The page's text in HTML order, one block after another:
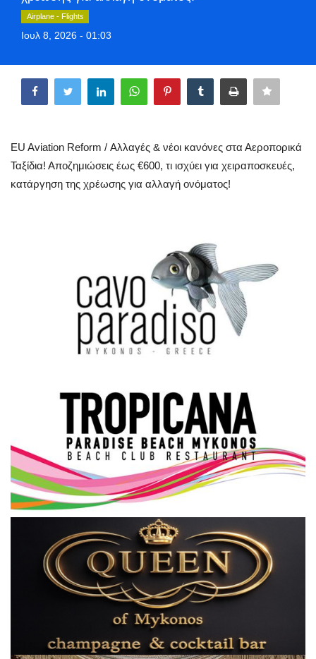
Entertainment
Mykonos
Mykonos Ticker TV
Sport
Σεβασμιώτατος Δωρόθεος Β’
Cost Of Living Crisis
Opinion + Analysis
L’Art des Sens
Local Elections 2023
All News
Elections 2023
Airplane - Flights
Ιουλ 8, 2026 - 01:03
EU Aviation Reform / Αλλαγές & νέοι κανόνες στα Αεροπορικά
Ταξίδια! Αποζημιώσεις έως €600, τι ισχύει για χειραποσκευές,
κατάργηση της χρέωσης για αλλαγή ονόματος!